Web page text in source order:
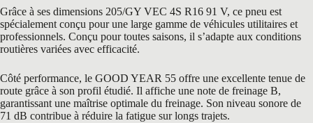
Grâce à ses dimensions 205/GY VEC 4S R16 91 V, ce pneu est
spécialement conçu pour une large gamme de véhicules utilitaires et
professionnels. Conçu pour toutes saisons, il s’adapte aux conditions
routières variées avec efficacité.
Côté performance, le GOOD YEAR 55 offre une excellente tenue de
route grâce à son profil étudié. Il affiche une note de freinage B,
garantissant une maîtrise optimale du freinage. Son niveau sonore de
71 dB contribue à réduire la fatigue sur longs trajets.